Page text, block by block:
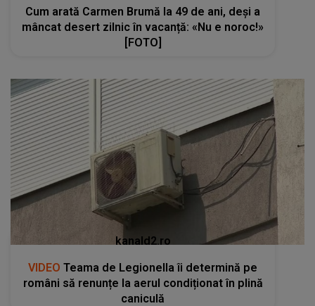
Cum arată Carmen Brumă la 49 de ani, deși a
mâncat desert zilnic în vacanță: «Nu e noroc!»
[FOTO]
kanald2.ro
VIDEO Teama de Legionella îi determină pe
români să renunțe la aerul condiționat în plină
caniculă